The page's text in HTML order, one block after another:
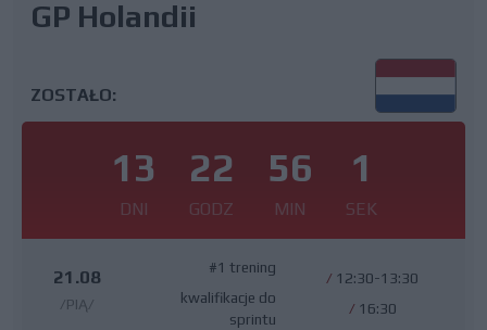
GP Holandii
ZOSTAŁO:
13
DNI
22
GODZ
56
MIN
0
SEK
21.08
/PIĄ/
#1 trening
kwalifikacje do
sprintu
/ 12:30-13:30
/ 16:30